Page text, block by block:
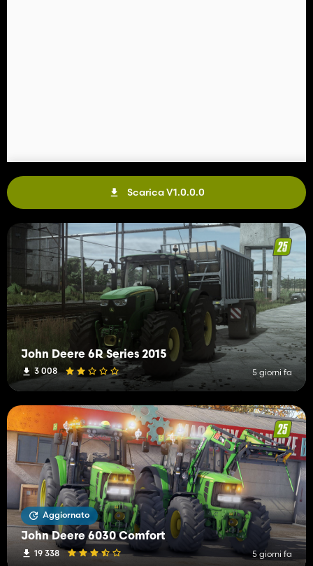
Scarica V1.0.0.0
John Deere 6R Series 2015
3 008 5 giorni fa
Aggiornato
John Deere 6030 Comfort
19 338 5 giorni fa